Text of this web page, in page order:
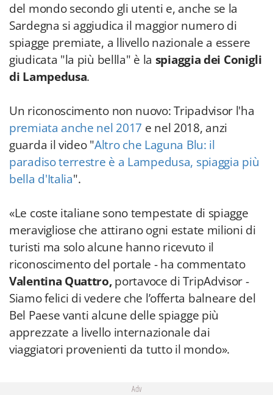
del mondo secondo gli utenti e, anche se la
Sardegna si aggiudica il maggior numero di
spiagge premiate, a llivello nazionale a essere
giudicata "la più bellla" è la spiaggia dei Conigli
di Lampedusa.
Un riconoscimento non nuovo: Tripadvisor l'ha
premiata anche nel 2017 e nel 2018, anzi
guarda il video "Altro che Laguna Blu: il
paradiso terrestre è a Lampedusa, spiaggia più
bella d'Italia".
«Le coste italiane sono tempestate di spiagge
meravigliose che attirano ogni estate milioni di
turisti ma solo alcune hanno ricevuto il
riconoscimento del portale - ha commentato
Valentina Quattro,portavoce di TripAdvisor -
Siamo felici di vedere che l’offerta balneare del
Bel Paese vanti alcune delle spiagge più
apprezzate a livello internazionale dai
viaggiatori provenienti da tutto il mondo».
Adv